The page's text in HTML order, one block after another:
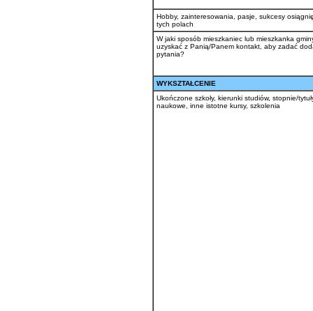
Hobby, zainteresowania, pasje, sukcesy
tych polach
W jaki sposób mieszkaniec lub mieszkanka
uzyskać z Panią/Panem kontakt, aby zadać
pytania?
WYKSZTAŁCENIE
Ukończone szkoły, kierunki studiów, stopnie/
naukowe, inne istotne kursy, szkolenia